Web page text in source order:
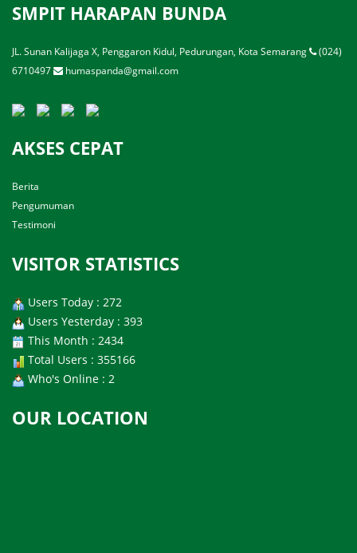
SMPIT HARAPAN BUNDA
JL. Sunan Kalijaga X, Penggaron Kidul, Pedurungan, Kota Semarang
(024)
6710497
humaspanda@gmail.com
AKSES CEPAT
Berita
Pengumuman
Testimoni
VISITOR STATISTICS
Users Today : 272
Users Yesterday : 393
This Month : 2434
Total Users : 355166
Who's Online : 2
OUR LOCATION